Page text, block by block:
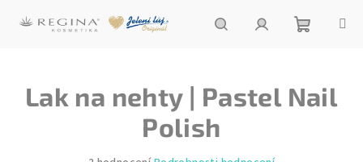
košík
Lak na nehty | Pastel Nail
Polish